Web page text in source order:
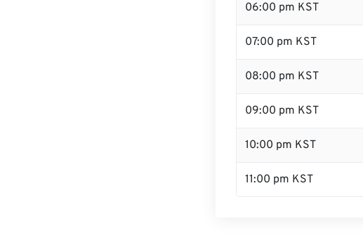
06:00 pm KST
07:00 pm KST
08:00 pm KST
09:00 pm KST
10:00 pm KST
11:00 pm KST